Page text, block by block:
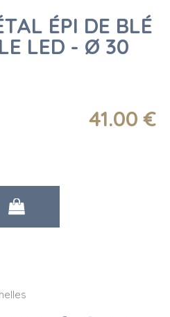
ÉPI DE BLÉ
LED - Ø 30
41.00 €